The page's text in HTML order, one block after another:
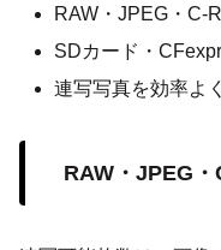
RAW・JPEG・C-
SDカード・
連写写真を効率よ
RAW・JPEG